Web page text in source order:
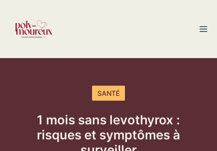
contenu
SANTÉ
1 mois sans levothyrox :
risques et symptômes à